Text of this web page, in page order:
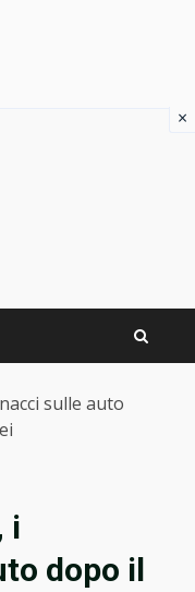
sulle auto
i
dopo il
×